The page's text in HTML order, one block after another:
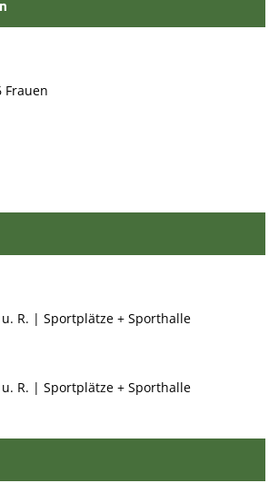
Frauen
R. | Sportplätze + Sporthalle
R. | Sportplätze + Sporthalle